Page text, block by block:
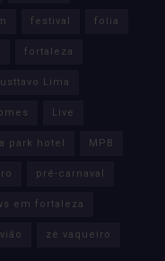
festival folia
fortaleza
Lima
Live
park hotel MPB
pré-carnaval
em fortaleza
zé vaqueiro